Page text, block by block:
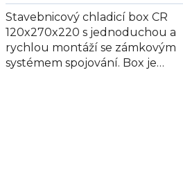
Stavebnicový chladicí box CR
120x270x220 s jednoduchou a
rychlou montáží se zámkovým
systémem spojování. Box je